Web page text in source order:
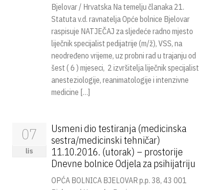
Bjelovar / Hrvatska Na temelju članaka 21.
Statuta v.d. ravnatelja Opće bolnice Bjelovar
raspisuje NATJEČAJ za sljedeće radno mjesto
liječnik specijalist pedijatrije (m/ž), VSS, na
neodređeno vrijeme, uz probni rad u trajanju od
šest ( 6 ) mjeseci, 2 izvršitelja liječnik specijalist
anesteziologije, reanimatologije i intenzivne
medicine […]
07
lis
Usmeni dio testiranja (medicinska
sestra/medicinski tehničar)
11.10.2016. (utorak) – prostorije
Dnevne bolnice Odjela za psihijatriju
OPĆA BOLNICA BJELOVAR p.p. 38, 43 001